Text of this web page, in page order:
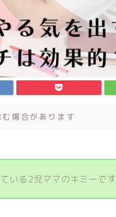
場合があります
いる2児ママのキミーです